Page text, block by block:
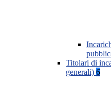
Titolari di
generali) 6